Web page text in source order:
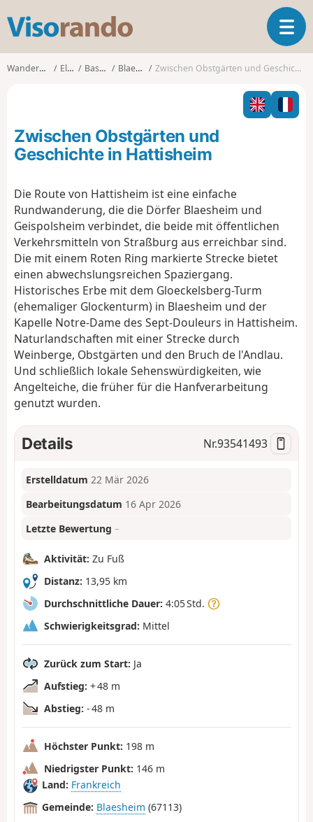
s
o
o
T
o
g
l
n
Wanderungen Elsass Bas-Rhin Blaesheim Zwischen Obstgärten und Geschichte in Hattisheim
Zwischen Obstgärten und
Geschichte in Hattisheim
Die Route von Hattisheim ist eine einfache
Rundwanderung, die die Dörfer Blaesheim und
Geispolsheim verbindet, die beide mit öffentlichen
Verkehrsmitteln von Straßburg aus erreichbar sind.
Die mit einem Roten Ring markierte Strecke bietet
einen abwechslungsreichen Spaziergang.
Historisches Erbe mit dem Gloeckelsberg-Turm
(ehemaliger Glockenturm) in Blaesheim und der
Kapelle Notre-Dame des Sept-Douleurs in Hattisheim.
Naturlandschaften mit einer Strecke durch
Weinberge, Obstgärten und den Bruch de l'Andlau.
Und schließlich lokale Sehenswürdigkeiten, wie
Angelteiche, die früher für die Hanfverarbeitung
genutzt wurden.
Details Nr.93541493
Erstelldatum 22 Mär 2026
Bearbeitungsdatum 16 Apr 2026
Letzte Bewertung –
Aktivität: Zu Fuß
Distanz: 13,95 km
Durchschnittliche Dauer: 4:05 Std.
Schwierigkeitsgrad: Mittel
Zurück zum Start: Ja
Aufstieg: + 48 m
Abstieg: - 48 m
Höchster Punkt: 198 m
Niedrigster Punkt: 146 m
Land: Frankreich
Gemeinde: Blaesheim (67113)